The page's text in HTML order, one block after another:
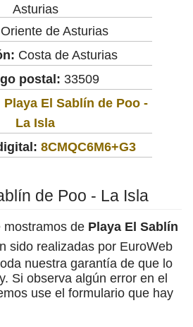
Asturias
Oriente de Asturias
Costa de Asturias
postal: 33509
Playa El Sablín de Poo -
La Isla
8CMQC6M6+G3
de Poo - La Isla
mostramos de Playa El Sablín
sido realizadas por EuroWeb
nuestra garantía de que lo
Si observa algún error en el
use el formulario que hay